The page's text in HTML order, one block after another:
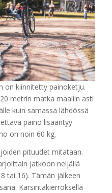
on kiinnitetty painoketju.
metrin matka maaliin asti
kuin samassa lähdössä
paino lisääntyy
on noin 60 kg.
pituudet mitataan.
jatkoon neljällä
tai 16). Tämän jälkeen
Karsintakierroksella